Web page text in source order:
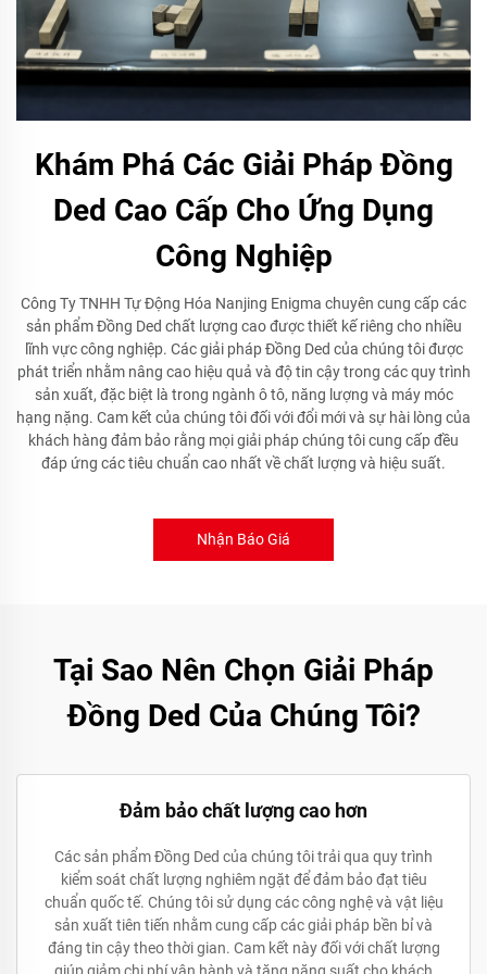
Khám Phá Các Giải Pháp Đồng
Ded Cao Cấp Cho Ứng Dụng
Công Nghiệp
Công Ty TNHH Tự Động Hóa Nanjing Enigma chuyên cung cấp các
sản phẩm Đồng Ded chất lượng cao được thiết kế riêng cho nhiều
lĩnh vực công nghiệp. Các giải pháp Đồng Ded của chúng tôi được
phát triển nhằm nâng cao hiệu quả và độ tin cậy trong các quy trình
sản xuất, đặc biệt là trong ngành ô tô, năng lượng và máy móc
hạng nặng. Cam kết của chúng tôi đối với đổi mới và sự hài lòng của
khách hàng đảm bảo rằng mọi giải pháp chúng tôi cung cấp đều
đáp ứng các tiêu chuẩn cao nhất về chất lượng và hiệu suất.
Nhận Báo Giá
Tại Sao Nên Chọn Giải Pháp
Đồng Ded Của Chúng Tôi?
Đảm bảo chất lượng cao hơn
Các sản phẩm Đồng Ded của chúng tôi trải qua quy trình
kiểm soát chất lượng nghiêm ngặt để đảm bảo đạt tiêu
chuẩn quốc tế. Chúng tôi sử dụng các công nghệ và vật liệu
sản xuất tiên tiến nhằm cung cấp các giải pháp bền bỉ và
đáng tin cậy theo thời gian. Cam kết này đối với chất lượng
giúp giảm chi phí vận hành và tăng năng suất cho khách